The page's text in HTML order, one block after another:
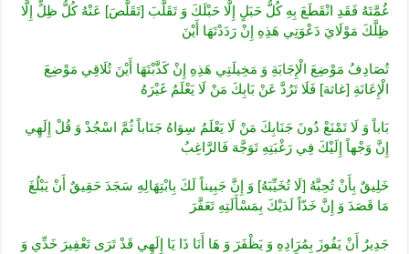
غُمَّتَهُ فَقَدِ انْقَطَعَ بِهِ كُلُّ حَبَلٍ إِلَّا حَبْلَكَ وَ تَقَلَّبَ [تَقَلَّصَ‏] عَنْهُ كُلُّ ظِلٍّ إِلَّا
ظِلَّكَ مَوْلَايَ دَعْوَتِي هَذِهِ إِنْ رَدَدْتَهَا أَيْنَ
تُصَادِفُ مَوْضِعَ الْإِجَابَةِ وَ مَخِيلَتِي هَذِهِ إِنْ كَذَّبْتَهَا أَيْنَ تُلَاقِي مَوْضِعَ
الْإِعَانَةِ [غاثة] فَلَا تَرُدَّ عَنْ بَابِكَ مَنْ لَا يَعْلَمُ غَيْرَهُ
بَاباً وَ لَا تَمْنَعْ دُونَ جَنَابِكَ مَنْ لَا يَعْلَمُ سِوَاهُ جَنَاباً ثُمَّ اسْجُدْ وَ قُلْ إِلَهِي
إِنَّ وَجْهاً إِلَيْكَ فِي رَغْبَتِهِ تَوَجَّهَ فَالرَّاغِبُ
خَلِيقٌ بِأَنْ تُحِبَّهُ [لَا تُخَيِّبَهُ‏] وَ إِنَّ جَبِيناً لَكَ بِابْتِهَالِهِ سَجَدَ حَقِيقٌ أَنْ يَبْلُغَ
مَا قَصَدَ وَ إِنَّ خَدّاً لَدَيْكَ بِمَسْأَلَتِهِ تَعَفَّرَ
جَدِيرٌ أَنْ يَفُوزَ بِمُرَادِهِ وَ يَظْفَرَ وَ هَا أَنَا ذَا يَا إِلَهِي قَدْ تَرَى تَعْفِيرَ خَدِّي وَ